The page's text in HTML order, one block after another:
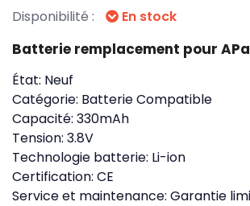
Disponibilité : En stock
Batterie remplacement pour
État: Neuf
Catégorie: Batterie Compatible
Capacité: 330mAh
Tension: 3.8V
Technologie batterie: Li-ion
Certification: CE
Service et maintenance: Garantie